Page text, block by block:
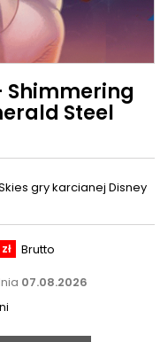
Shimmering
Steel
gry karcianej Disney
Brutto
07.08.2026